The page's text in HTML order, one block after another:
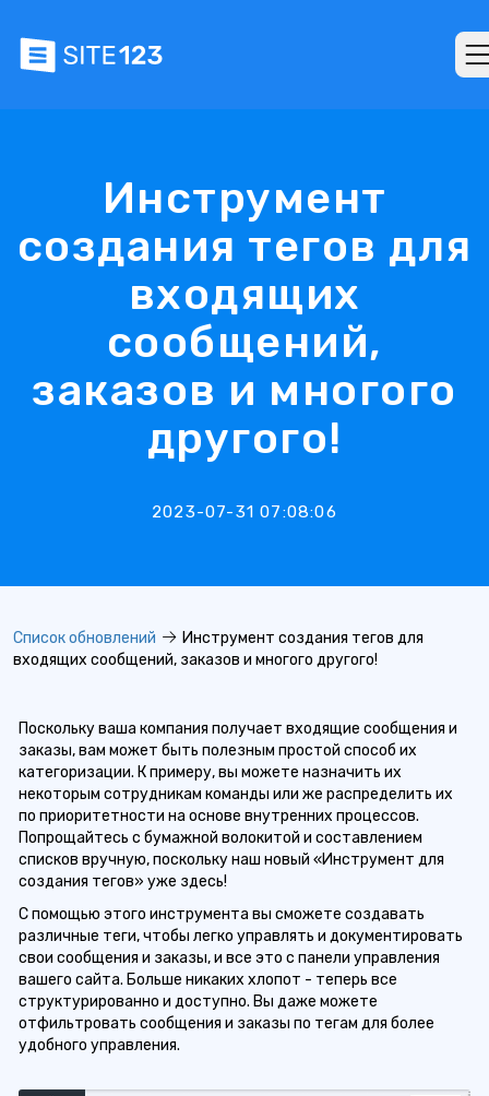
Инструмент
создания тегов для
входящих
сообщений,
заказов и многого
другого!
2023-07-31 07:08:06
Список обновлений
Инструмент создания тегов для
входящих сообщений, заказов и многого другого!
Поскольку ваша компания получает входящие сообщения и
заказы, вам может быть полезным простой способ их
категоризации. К примеру, вы можете назначить их
некоторым сотрудникам команды или же распределить их
по приоритетности на основе внутренних процессов.
Попрощайтесь с бумажной волокитой и составлением
списков вручную, поскольку наш новый «Инструмент для
создания тегов» уже здесь!
С помощью этого инструмента вы сможете создавать
различные теги, чтобы легко управлять и документировать
свои сообщения и заказы, и все это с панели управления
вашего сайта. Больше никаких хлопот - теперь все
структурированно и доступно. Вы даже можете
отфильтровать сообщения и заказы по тегам для более
удобного управления.